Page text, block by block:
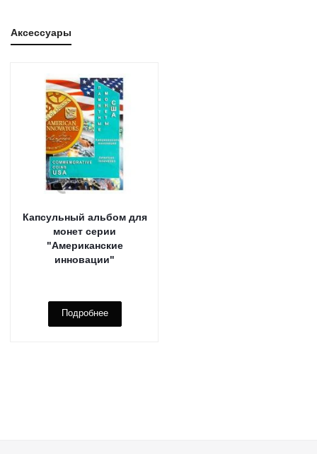
Аксессуары
Капсульный альбом для
монет серии
"Американские
инновации"
Подробнее